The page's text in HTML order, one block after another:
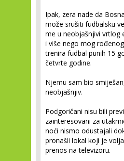
Ipak, zera nade da
može srušiti fudbalsku
me u neobjašnjivi vrtlog
i više nego mog
trenira fudbal punih 15
četvrte godine.
Njemu sam bio
neobjašnjiv.
Podgoričani nisu bili
zainteresovani za
noći nismo odustajali
pronašli lokal koji je
prenos na televizoru.